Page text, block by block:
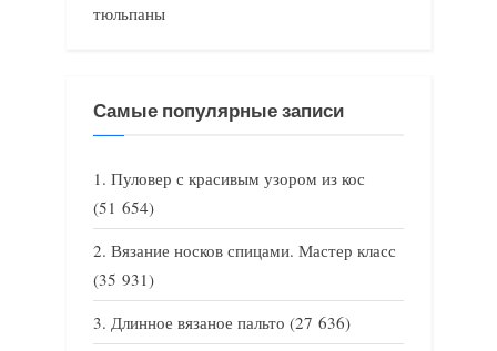
тюльпаны
Самые популярные записи
Пуловер с красивым узором из кос
(51 654)
Вязание носков спицами. Мастер класс
(35 931)
Длинное вязаное пальто (27 636)